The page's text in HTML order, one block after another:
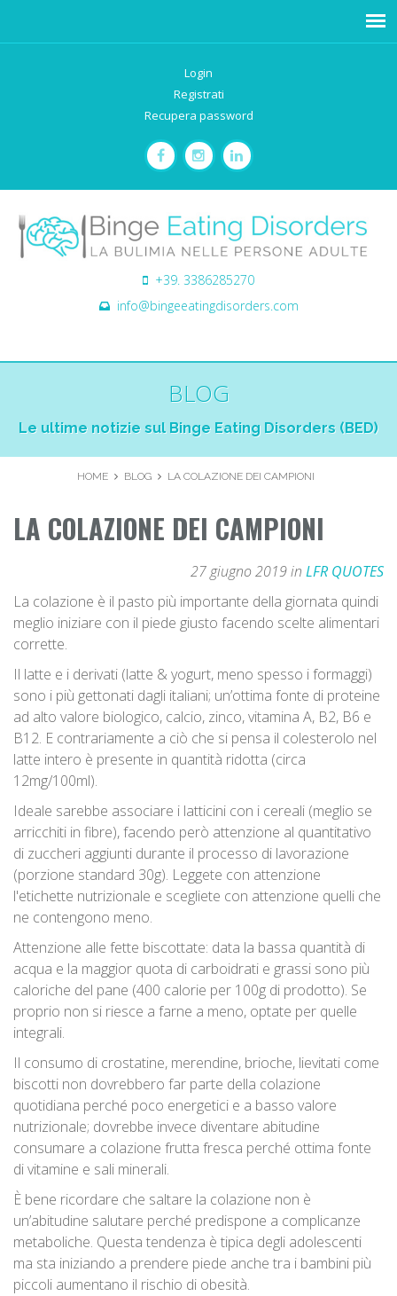
Login
Registrati
Recupera password
+39. 3386285270
info@bingeeatingdisorders.com
BLOG
Le ultime notizie sul Binge Eating Disorders (BED)
HOME BLOG LA COLAZIONE DEI CAMPIONI
LA COLAZIONE DEI CAMPIONI
27 giugno 2019 in LFR QUOTES
La colazione è il pasto più importante della giornata quindi
meglio iniziare con il piede giusto facendo scelte alimentari
corrette.
Il latte e i derivati (latte & yogurt, meno spesso i formaggi)
sono i più gettonati dagli italiani; un’ottima fonte di proteine
ad alto valore biologico, calcio, zinco, vitamina A, B2, B6 e
B12. E contrariamente a ciò che si pensa il colesterolo nel
latte intero è presente in quantità ridotta (circa
12mg/100ml).
Ideale sarebbe associare i latticini con i cereali (meglio se
arricchiti in fibre), facendo però attenzione al quantitativo
di zuccheri aggiunti durante il processo di lavorazione
(porzione standard 30g). Leggete con attenzione
l'etichette nutrizionale e scegliete con attenzione quelli che
ne contengono meno.
Attenzione alle fette biscottate: data la bassa quantità di
acqua e la maggior quota di carboidrati e grassi sono più
caloriche del pane (400 calorie per 100g di prodotto). Se
proprio non si riesce a farne a meno, optate per quelle
integrali.
Il consumo di crostatine, merendine, brioche, lievitati come
biscotti non dovrebbero far parte della colazione
quotidiana perché poco energetici e a basso valore
nutrizionale; dovrebbe invece diventare abitudine
consumare a colazione frutta fresca perché ottima fonte
di vitamine e sali minerali.
È bene ricordare che saltare la colazione non è
un’abitudine salutare perché predispone a complicanze
metaboliche. Questa tendenza è tipica degli adolescenti
ma sta iniziando a prendere piede anche tra i bambini più
piccoli aumentano il rischio di obesità.